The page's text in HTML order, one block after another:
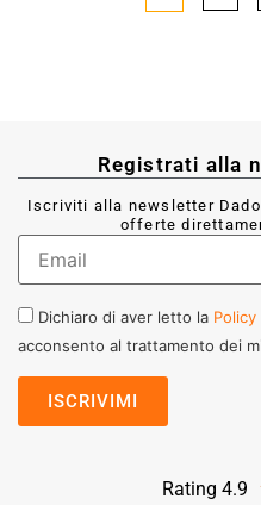
Registrati alla
Iscriviti alla newsletter
offerte
Dichiaro di aver letto la Policy
acconsento al trattamento dei
Rating 4.9